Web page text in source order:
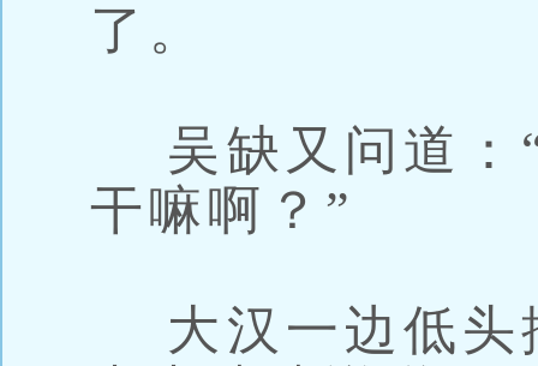
了。
吴缺又问道：
干嘛啊？”
大汉一边低头